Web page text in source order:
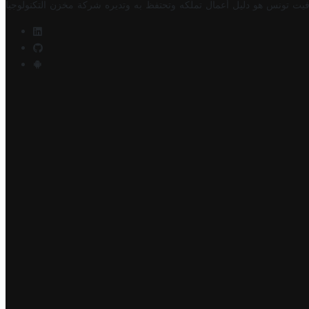
تونس هو دليل أعمال تملكه وتحتفظ به وتديره شركة مخزن التكنولوجيا